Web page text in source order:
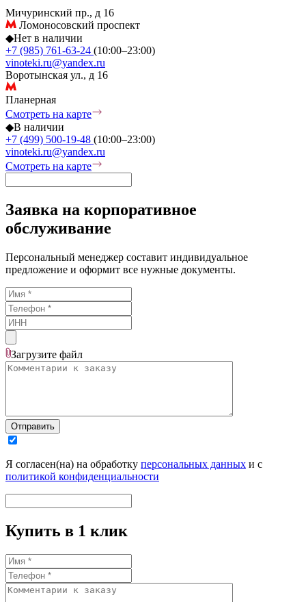
Мичуринский пр., д 16
Ломоносовский проспект
◆Нет в наличии
+7 (985) 761-63-24 (10:00–23:00)
vinoteki.ru@yandex.ru
Воротынская ул., д 16
Планерная
Смотреть на карте
◆В наличии
+7 (499) 500-19-48 (10:00–23:00)
vinoteki.ru@yandex.ru
Смотреть на карте
Заявка на корпоративное
обслуживание
Персональный менеджер составит индивидуальное
предложение и оформит все нужные документы.
Загрузите файл
Отправить
Я согласен(на) на обработку персональных данных и с
политикой конфиденциальности
Купить в 1 клик